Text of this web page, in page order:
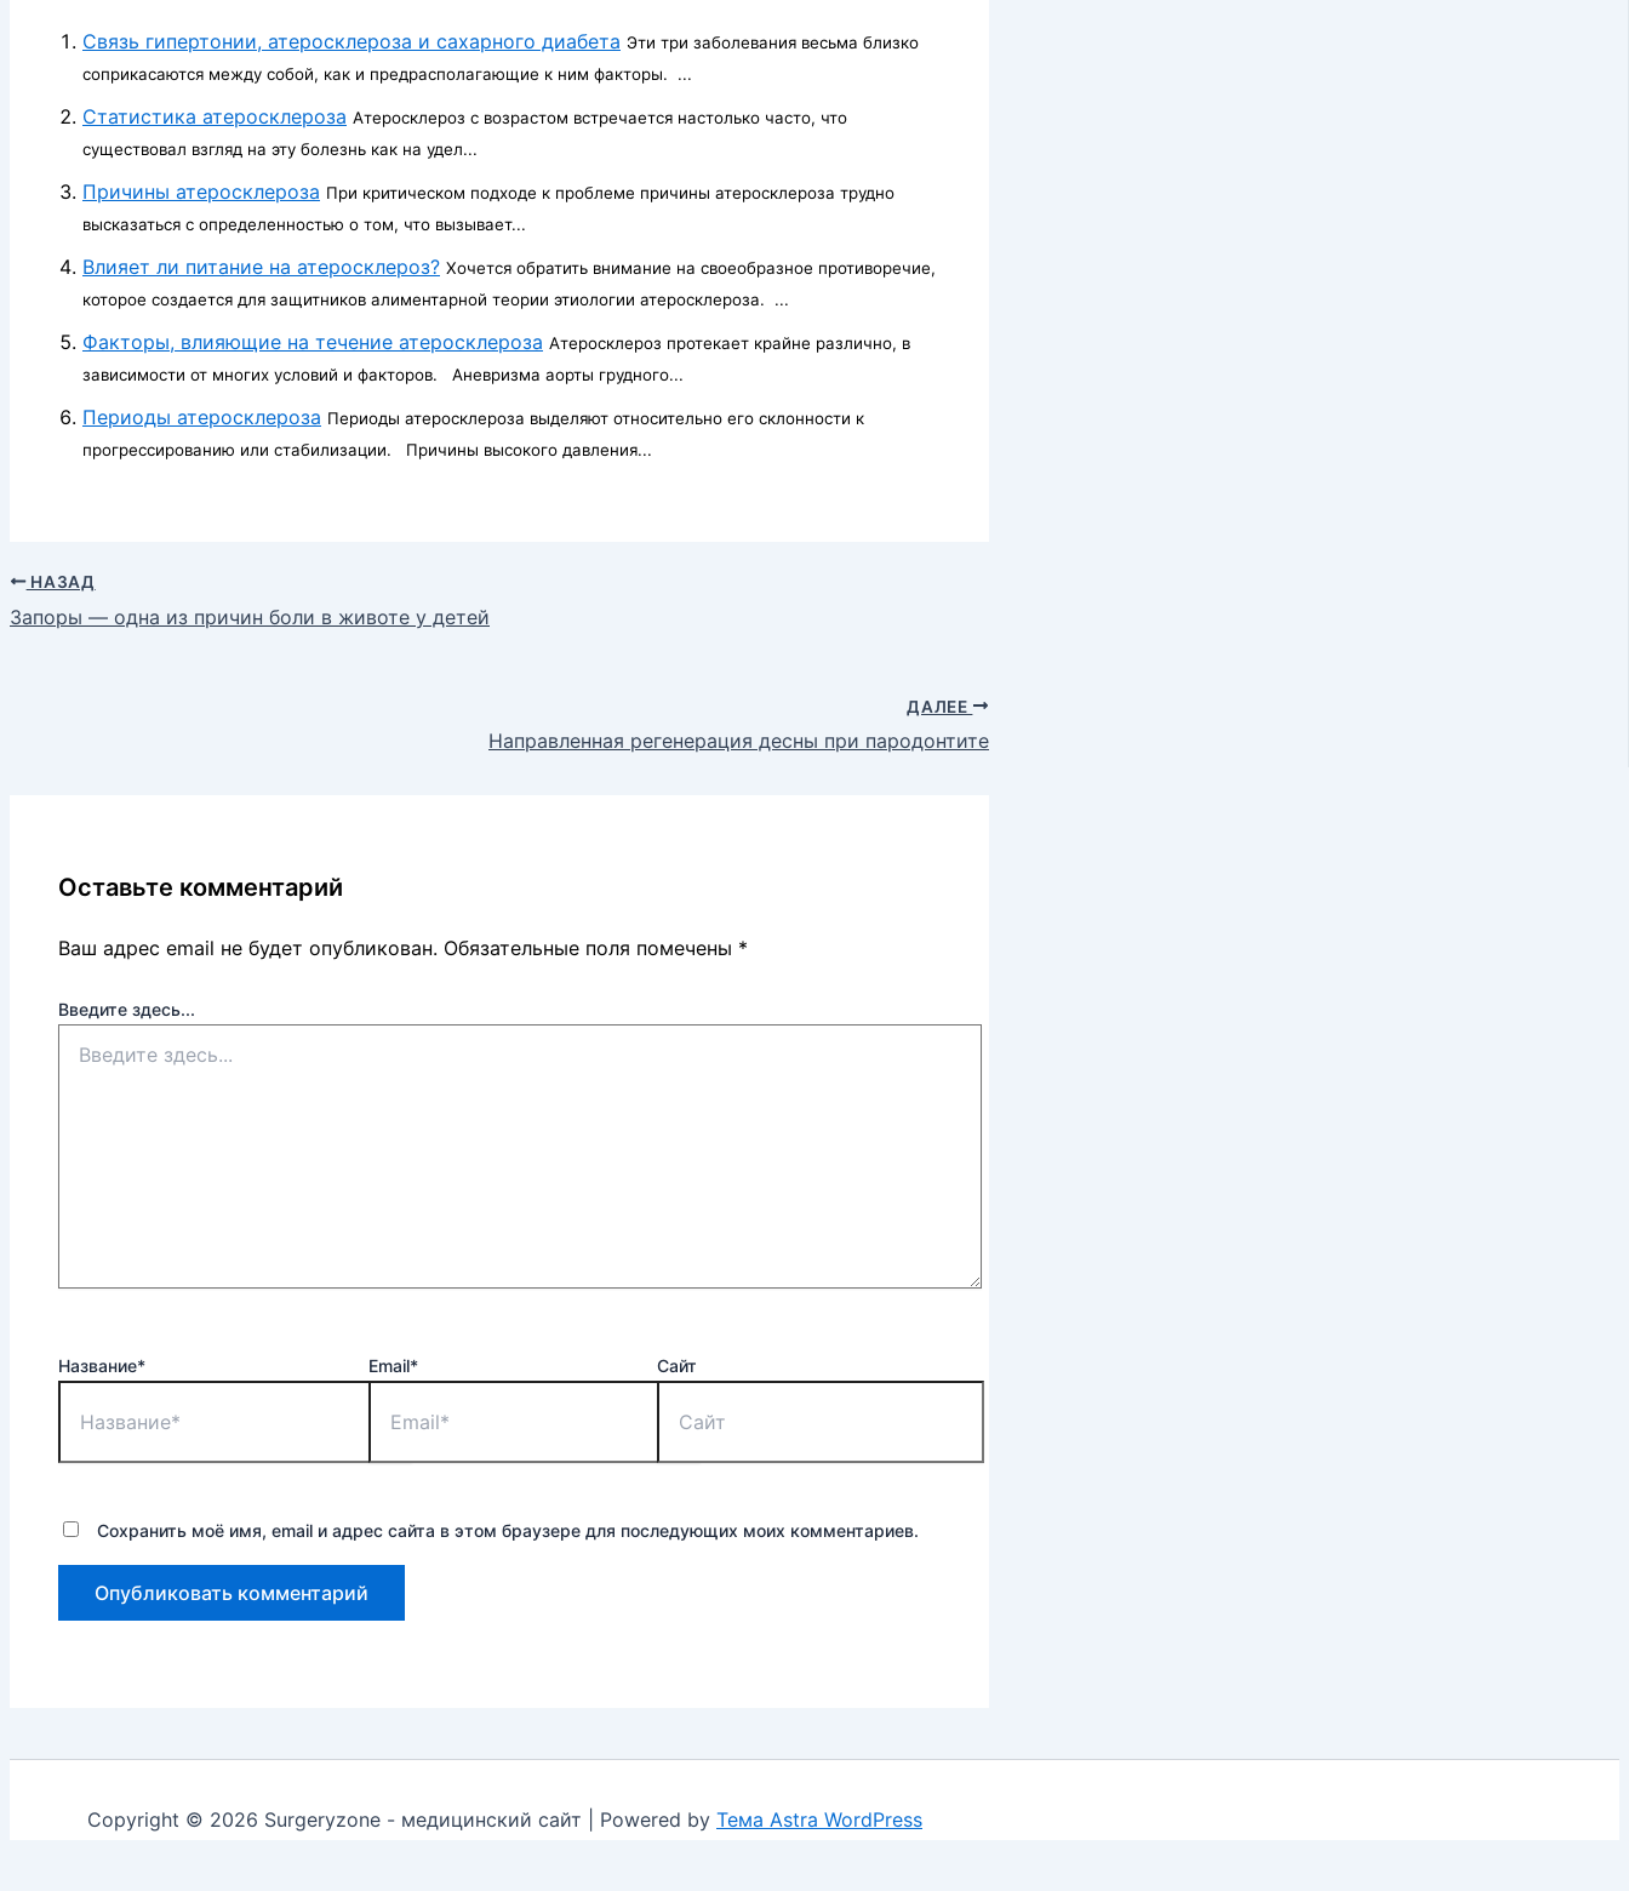
Связь гипертонии, атеросклероза и сахарного диабета Эти три заболевания весьма близко
соприкасаются между собой, как и предрасполагающие к ним факторы. ...
Статистика атеросклероза Атеросклероз с возрастом встречается настолько часто, что
существовал взгляд на эту болезнь как на удел...
Причины атеросклероза При критическом подходе к проблеме причины атеросклероза трудно
высказаться с определенностью о том, что вызывает...
Влияет ли питание на атеросклероз? Хочется обратить внимание на своеобразное противоречие,
которое создается для защитников алиментарной теории этиологии атеросклероза. ...
Факторы, влияющие на течение атеросклероза Атеросклероз протекает крайне различно, в
зависимости от многих условий и факторов. Аневризма аорты грудного...
Периоды атеросклероза Периоды атеросклероза выделяют относительно его склонности к
прогрессированию или стабилизации. Причины высокого давления...
НАЗАД
Запоры — одна из причин боли в животе у детей
ДАЛЕЕ
Направленная регенерация десны при пародонтите
Оставьте комментарий
Ваш адрес email не будет опубликован. Обязательные поля помечены *
Введите здесь...
Название* Email* Сайт
Сохранить моё имя, email и адрес сайта в этом браузере для последующих моих комментариев.
Copyright © 2026 Surgeryzone - медицинский сайт | Powered by Тема Astra WordPress